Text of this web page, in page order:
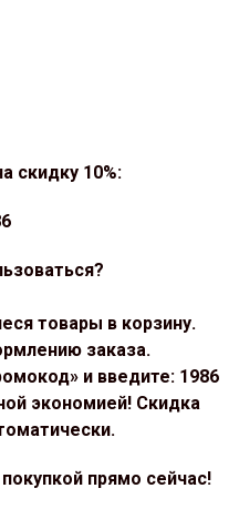
скидку 10%:
товары в корзину.
заказа.
и введите: 1986
экономией! Скидка
прямо сейчас!